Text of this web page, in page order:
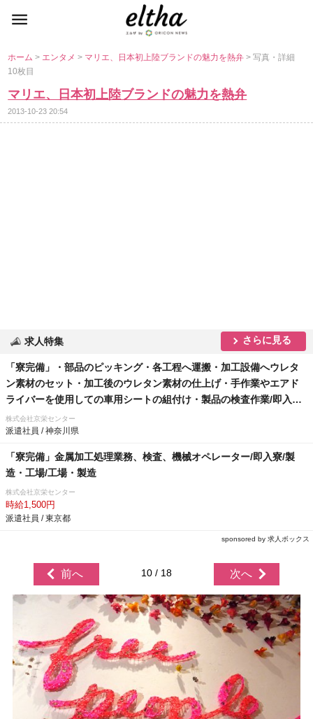
ホーム> エンタメ> マリエ、日本初上陸ブランドの魅力を熱弁> 写真・詳細
10枚目
マリエ、日本初上陸ブランドの魅力を熱弁
2013-10-23 20:54
求人特集 さらに見る
「寮完備」・部品のピッキング・各工程へ運搬・加工設備へウレタ
ン素材のセット・加工後のウレタン素材の仕上げ・手作業やエアド
ライバーを使用しての車用シートの組付け・製品の検査作業/即入寮/
製造・工場
株式会社京栄センター
派遣社員 / 神奈川県
「寮完備」金属加工処理業務、検査、機械オペレーター/即入寮/製
造・工場/工場・製造
株式会社京栄センター
時給1,500円
派遣社員 / 東京都
sponsored by 求人ボックス
前へ 10 / 18 次へ